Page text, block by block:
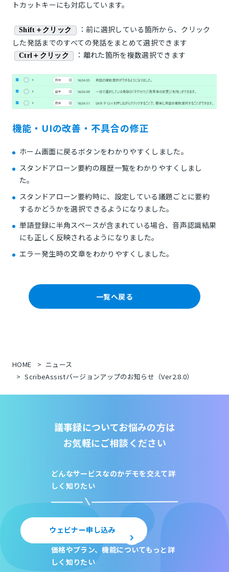
トカットキーにも対応しています。
Shift＋クリック
：前に選択している箇所から、クリック
した発話までのすべての発話をまとめて選択できます
Ctrl＋クリック ：離れた箇所を複数選択できます
機能・UIの改善・不具合の修正
ホーム画面に戻るボタンをわかりやすくしました。
スタンドアローン要約の履歴一覧をわかりやすくしまし
た。
スタンドアローン要約時に、設定している議題ごとに要約
するかどうかを選択できるようになりました。
単語登録に半角スペースが含まれている場合、音声認識結果
にも正しく反映されるようになりました。
エラー発生時の文章をわかりやすくしました。
一覧へ戻る
HOME
ニュース
ScribeAssistバージョンアップのお知らせ（Ver2.8.0）
議事録についてお悩みの方は
お気軽にご相談ください
どんなサービスなのかデモを交えて詳
しく知りたい
ウェビナー申し込み
価格やプラン、機能についてもっと詳
しく知りたい